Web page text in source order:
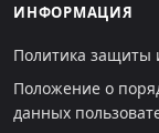
ИНФОРМАЦИЯ
Политика защиты
Положение о
данных